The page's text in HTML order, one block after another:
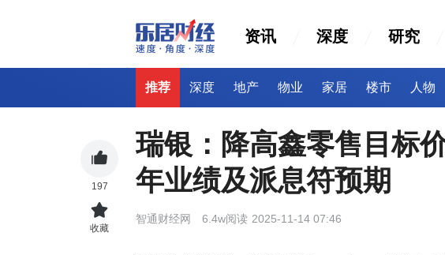
资讯 深度 研究
推荐 深度 地产 物业 家居 楼市 人物
瑞银：降高鑫零售目标
年业绩及派息符预期
智通财经网 6.4w阅读 2025-11-14 07:46
197
收藏